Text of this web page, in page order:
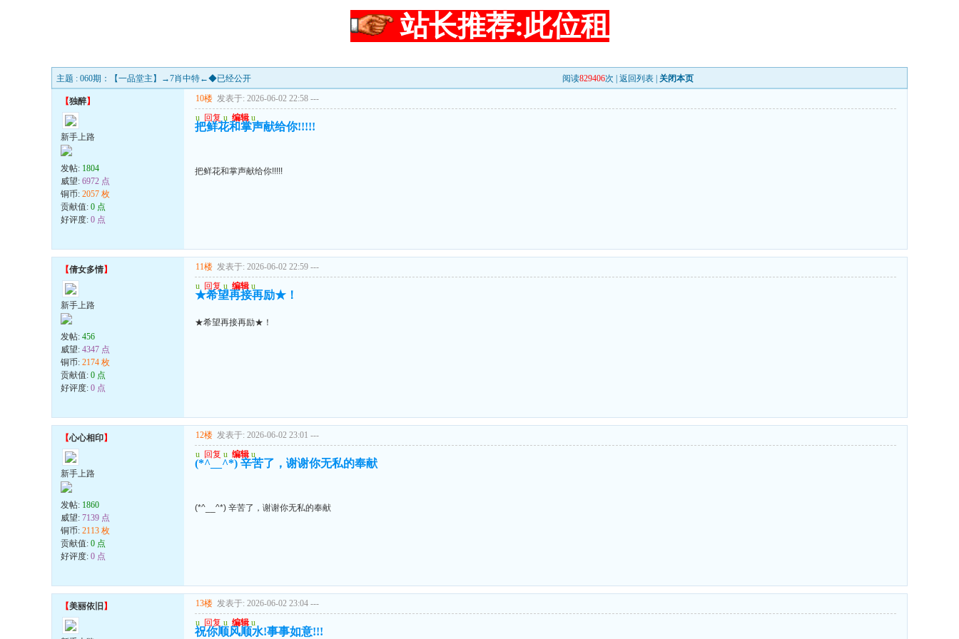
站长推荐:此位租
主题 : 060期：【一品堂主】→7肖中特←◆已经公开 阅读829406次 | 返回列表 关闭本页
【独醉】
新手上路
发帖: 1804
威望: 6972 点
铜币: 2057 枚
贡献值: 0 点
好评度: 0 点
10楼 发表于: 2026-06-02 22:58 ---
u 回复 u 编辑 u
把鲜花和掌声献给你!!!!!
把鲜花和掌声献给你!!!!!
【倩女多情】
新手上路
发帖: 456
威望: 4347 点
铜币: 2174 枚
贡献值: 0 点
好评度: 0 点
11楼 发表于: 2026-06-02 22:59 ---
u 回复 u 编辑 u
★希望再接再励★！
★希望再接再励★！
【心心相印】
新手上路
发帖: 1860
威望: 7139 点
铜币: 2113 枚
贡献值: 0 点
好评度: 0 点
12楼 发表于: 2026-06-02 23:01 ---
u 回复 u 编辑 u
(*^__^*) 辛苦了，谢谢你无私的奉献
(*^__^*) 辛苦了，谢谢你无私的奉献
【美丽依旧 】 13楼 发表于: 2026-06-02 23:04 ---
u 回复 u 编辑 u
祝你顺风顺水!事事如意!!!